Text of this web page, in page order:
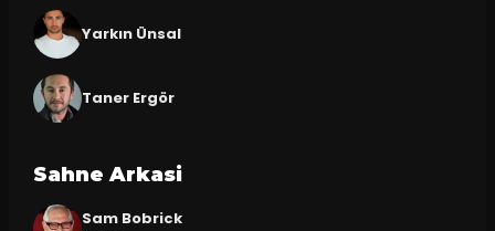
Yarkın Ünsal
Taner Ergör
Sahne Arkasi
Sam Bobrick